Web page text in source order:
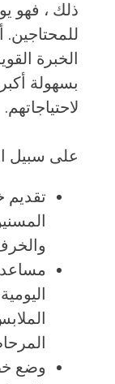
ذلك ، فهو
الخبرة
بسهولة
لاحتياجاتهم.
على سبيل
تقديم
وضع